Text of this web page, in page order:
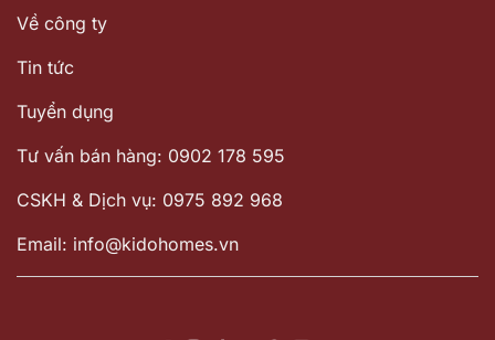
Về công ty
Tin tức
Tuyển dụng
Tư vấn bán hàng: 0902 178 595
CSKH & Dịch vụ: 0975 892 968
Email: info@kidohomes.vn